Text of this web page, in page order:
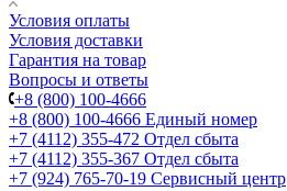
Условия оплаты
Условия доставки
Гарантия на товар
Вопросы и ответы
+8 (800) 100-4666
+8 (800) 100-4666 Единый номер
+7 (4112) 355-472 Отдел сбыта
+7 (4112) 355-367 Отдел сбыта
+7 (924) 765-70-19 Сервисный центр